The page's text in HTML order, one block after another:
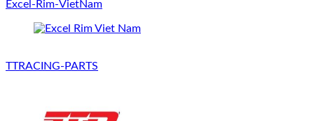
Excel-Rim-VietNam
TTRACING-PARTS